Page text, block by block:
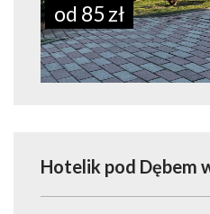
od 85 zł
Hotelik pod Dębem